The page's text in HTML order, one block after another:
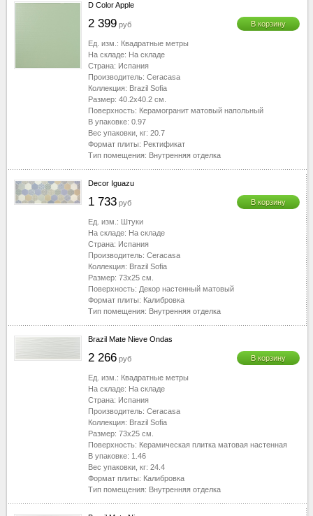
D Color Apple
2 399 руб В корзину
Ед. изм.: Квадратные метры
На складе: На складе
Страна: Испания
Производитель: Ceracasa
Коллекция: Brazil Sofia
Размер: 40.2x40.2 см.
Поверхность: Керамогранит матовый напольный
В упаковке: 0.97
Вес упаковки, кг: 20.7
Формат плиты: Ректификат
Тип помещения: Внутренняя отделка
Decor Iguazu
1 733 руб В корзину
Ед. изм.: Штуки
На складе: На складе
Страна: Испания
Производитель: Ceracasa
Коллекция: Brazil Sofia
Размер: 73x25 см.
Поверхность: Декор настенный матовый
Формат плиты: Калибровка
Тип помещения: Внутренняя отделка
Brazil Mate Nieve Ondas
2 266 руб В корзину
Ед. изм.: Квадратные метры
На складе: На складе
Страна: Испания
Производитель: Ceracasa
Коллекция: Brazil Sofia
Размер: 73x25 см.
Поверхность: Керамическая плитка матовая настенная
В упаковке: 1.46
Вес упаковки, кг: 24.4
Формат плиты: Калибровка
Тип помещения: Внутренняя отделка